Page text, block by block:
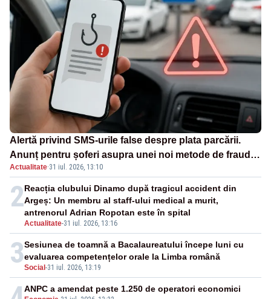
Alertă privind SMS-urile false despre plata parcării.
Anunț pentru șoferi asupra unei noi metode de fraudă
online
Actualitate·31 iul. 2026, 13:10
2
Actualitate-31 iul. 2026, 13:16
Reacția clubului Dinamo după tragicul accident din
Argeș: Un membru al staff-ului medical a murit,
antrenorul Adrian Ropotan este în spital
3Social -31 iul. 2026, 13:19
Sesiunea de toamnă a Bacalaureatului începe luni cu
evaluarea competențelor orale la Limba română
ANPC a amendat peste 1.250 de operatori economici